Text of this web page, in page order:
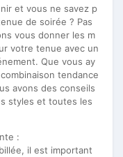
et vous ne savez p
de soirée ? Pas
vous donner les m
votre tenue avec un
Que vous ay
tendance
avons des conseils
styles et toutes les
:
il est important